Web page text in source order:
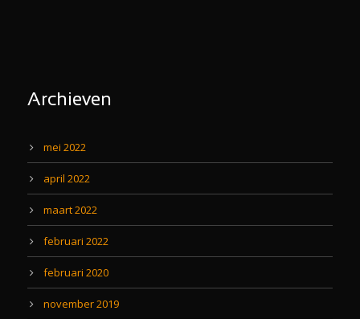
Archieven
mei 2022
april 2022
maart 2022
februari 2022
februari 2020
november 2019